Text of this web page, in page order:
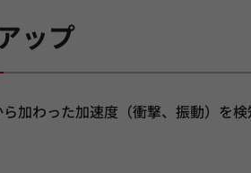
ップ
加わった加速度（衝撃、振動）を